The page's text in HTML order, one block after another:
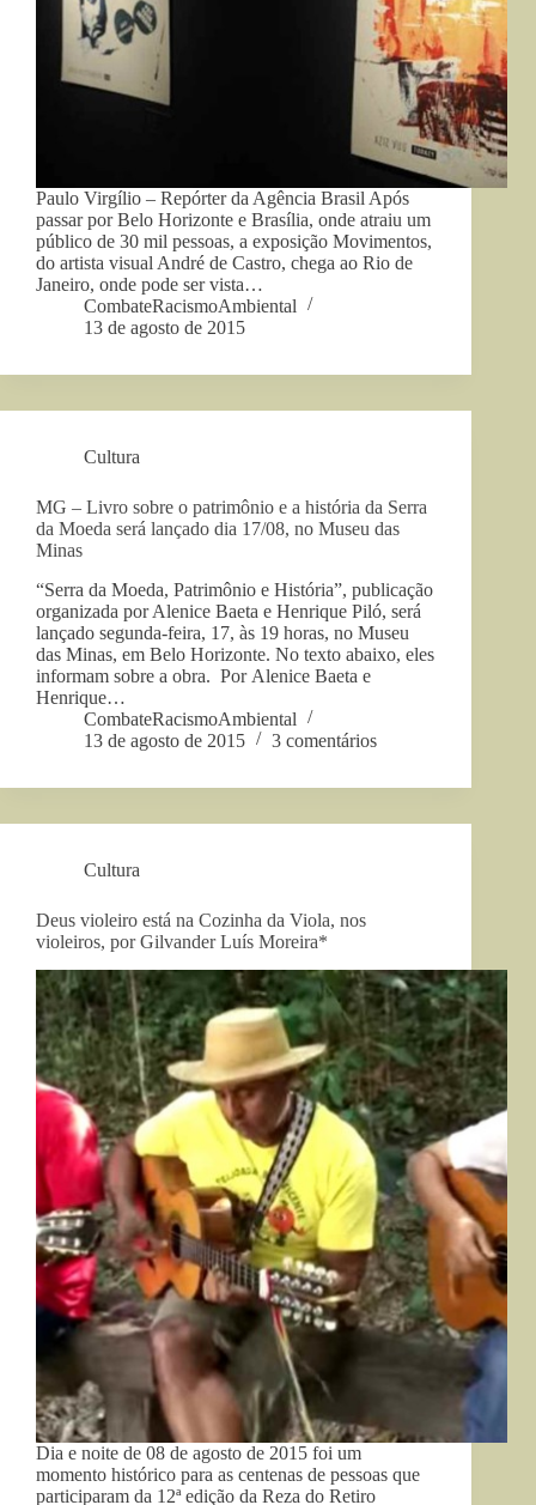
Paulo Virgílio – Repórter da Agência Brasil Após
passar por Belo Horizonte e Brasília, onde atraiu um
público de 30 mil pessoas, a exposição Movimentos,
do artista visual André de Castro, chega ao Rio de
Janeiro, onde pode ser vista…
CombateRacismoAmbiental
13 de agosto de 2015
Cultura
MG – Livro sobre o patrimônio e a história da Serra
da Moeda será lançado dia 17/08, no Museu das
Minas
“Serra da Moeda, Patrimônio e História”, publicação
organizada por Alenice Baeta e Henrique Piló, será
lançado segunda-feira, 17, às 19 horas, no Museu
das Minas, em Belo Horizonte. No texto abaixo, eles
informam sobre a obra. Por Alenice Baeta e
Henrique…
CombateRacismoAmbiental
13 de agosto de 2015
3 comentários
Cultura
Deus violeiro está na Cozinha da Viola, nos
violeiros, por Gilvander Luís Moreira*
Dia e noite de 08 de agosto de 2015 foi um
momento histórico para as centenas de pessoas que
participaram da 12ª edição da Reza do Retiro